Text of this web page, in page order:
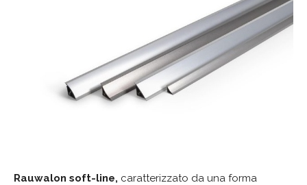
Rauwalon soft-line, caratterizzato da una forma